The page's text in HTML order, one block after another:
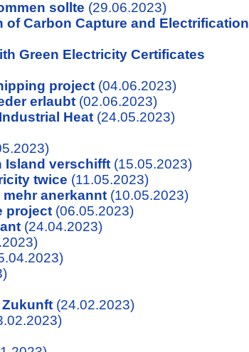
sollte (29.06.2023)
Carbon Capture and Electrification
Green Electricity Certificates
project (04.06.2023)
erlaubt (02.06.2023)
Heat (24.05.2023)
Island verschifft (15.05.2023)
twice (11.05.2023)
anerkannt (10.05.2023)
project (06.05.2023)
(24.04.2023)
(24.02.2023)